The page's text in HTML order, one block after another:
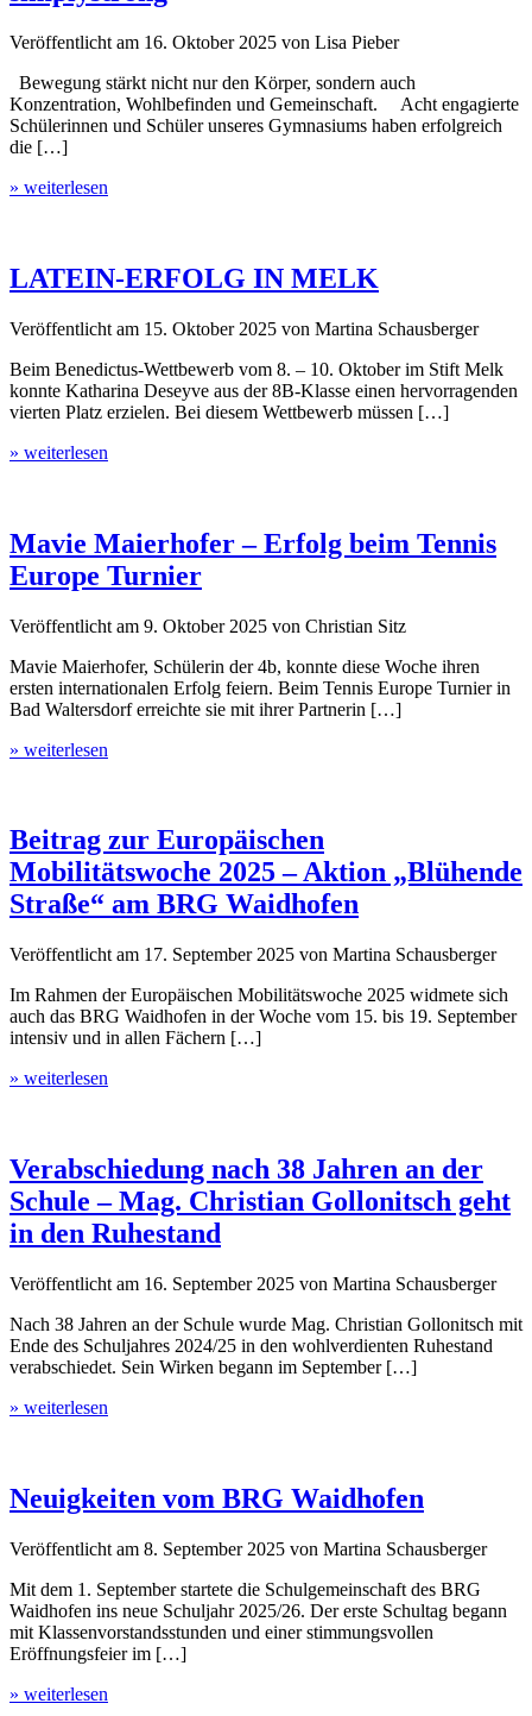
Veröffentlicht am 16. Oktober 2025 von Lisa Pieber
Bewegung stärkt nicht nur den Körper, sondern auch
Konzentration, Wohlbefinden und Gemeinschaft. Acht engagierte
Schülerinnen und Schüler unseres Gymnasiums haben erfolgreich
die […]
» weiterlesen
LATEIN-ERFOLG IN MELK
Veröffentlicht am 15. Oktober 2025 von Martina Schausberger
Beim Benedictus-Wettbewerb vom 8. – 10. Oktober im Stift Melk
konnte Katharina Deseyve aus der 8B-Klasse einen hervorragenden
vierten Platz erzielen. Bei diesem Wettbewerb müssen […]
» weiterlesen
Mavie Maierhofer – Erfolg beim Tennis
Europe Turnier
Veröffentlicht am 9. Oktober 2025 von Christian Sitz
Mavie Maierhofer, Schülerin der 4b, konnte diese Woche ihren
ersten internationalen Erfolg feiern. Beim Tennis Europe Turnier in
Bad Waltersdorf erreichte sie mit ihrer Partnerin […]
» weiterlesen
Beitrag zur Europäischen
Mobilitätswoche 2025 – Aktion „Blühende
Straße“ am BRG Waidhofen
Veröffentlicht am 17. September 2025 von Martina Schausberger
Im Rahmen der Europäischen Mobilitätswoche 2025 widmete sich
auch das BRG Waidhofen in der Woche vom 15. bis 19. September
intensiv und in allen Fächern […]
» weiterlesen
Verabschiedung nach 38 Jahren an der
Schule – Mag. Christian Gollonitsch geht
in den Ruhestand
Veröffentlicht am 16. September 2025 von Martina Schausberger
Nach 38 Jahren an der Schule wurde Mag. Christian Gollonitsch mit
Ende des Schuljahres 2024/25 in den wohlverdienten Ruhestand
verabschiedet. Sein Wirken begann im September […]
» weiterlesen
Neuigkeiten vom BRG Waidhofen
Veröffentlicht am 8. September 2025 von Martina Schausberger
Mit dem 1. September startete die Schulgemeinschaft des BRG
Waidhofen ins neue Schuljahr 2025/26. Der erste Schultag begann
mit Klassenvorstandsstunden und einer stimmungsvollen
Eröffnungsfeier im […]
» weiterlesen